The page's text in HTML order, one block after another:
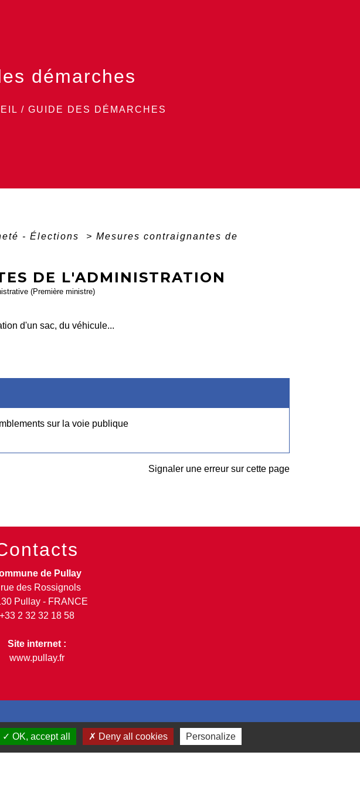
démarches
/ GUIDE DES DÉMARCHES
- Élections > Mesures contraignantes de
DE L'ADMINISTRATION
(Première ministre)
d'un sac, du véhicule...
sur la voie publique
Signaler une erreur sur cette page
de Pullay
des Rossignols
Pullay - FRANCE
+33 2 32 32 18 58
Site internet :
www.pullay.fr
- Accessibilité - Plan du site - Gestion des cookies
OK, accept all Deny all cookies Personalize